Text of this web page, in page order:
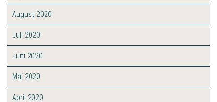
August 2020
Juli 2020
Juni 2020
Mai 2020
April 2020